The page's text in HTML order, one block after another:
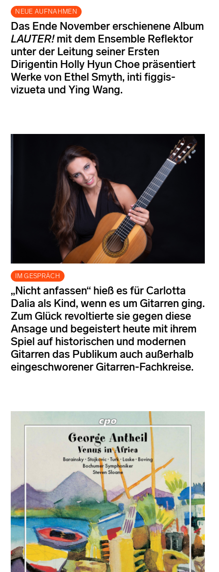
NEUE AUFNAHMEN
Das Ende November erschienene Album
LAUTER!mit dem Ensemble Reflektor
unter der Leitung seiner Ersten
Dirigentin Holly Hyun Choe präsentiert
Werke von Ethel Smyth, inti figgis-
vizueta und Ying Wang.
IM GESPRÄCH
„Nicht anfassen“ hieß es für Carlotta
Dalia als Kind, wenn es um Gitarren ging.
Zum Glück revoltierte sie gegen diese
Ansage und begeistert heute mit ihrem
Spiel auf historischen und modernen
Gitarren das Publikum auch außerhalb
eingeschworener Gitarren-Fachkreise.